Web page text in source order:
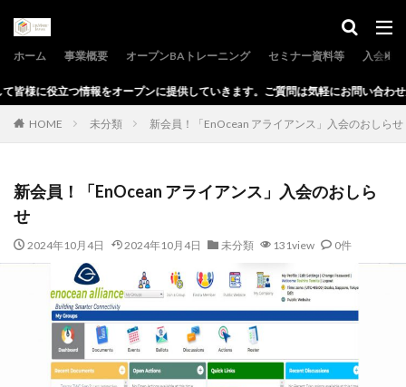
ホーム 事業概要 オープンBAトレーニング セミナー資料等 入会案内
ンに提供していきます。ご質問は気軽にお問い合わせからどうぞ。
HOME 未分類 新会員！「EnOcean アライアンス」入会のおしらせ
新会員！「EnOcean アライアンス」入会のおしら
せ
2024年10月4日 2024年10月4日 未分類 131view 0件